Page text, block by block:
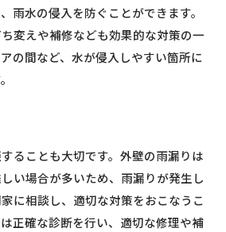
雨水の侵入を防ぐことができます。
変えや補修なども効果的な対策の一
の間など、水が侵入しやすい箇所に
ることも大切です。外壁の雨漏りは
い場合が多いため、雨漏りが発生し
に相談し、適切な対策をおこなうこ
正確な診断を行い、適切な修理や補